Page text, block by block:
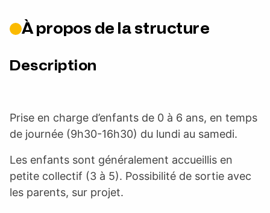
À propos de la structure
Description
Prise en charge d’enfants de 0 à 6 ans, en temps
de journée (9h30-16h30) du lundi au samedi.
Les enfants sont généralement accueillis en
petite collectif (3 à 5). Possibilité de sortie avec
les parents, sur projet.